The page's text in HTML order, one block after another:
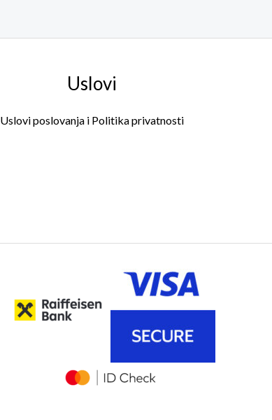
Uslovi
Uslovi poslovanja i Politika privatnosti